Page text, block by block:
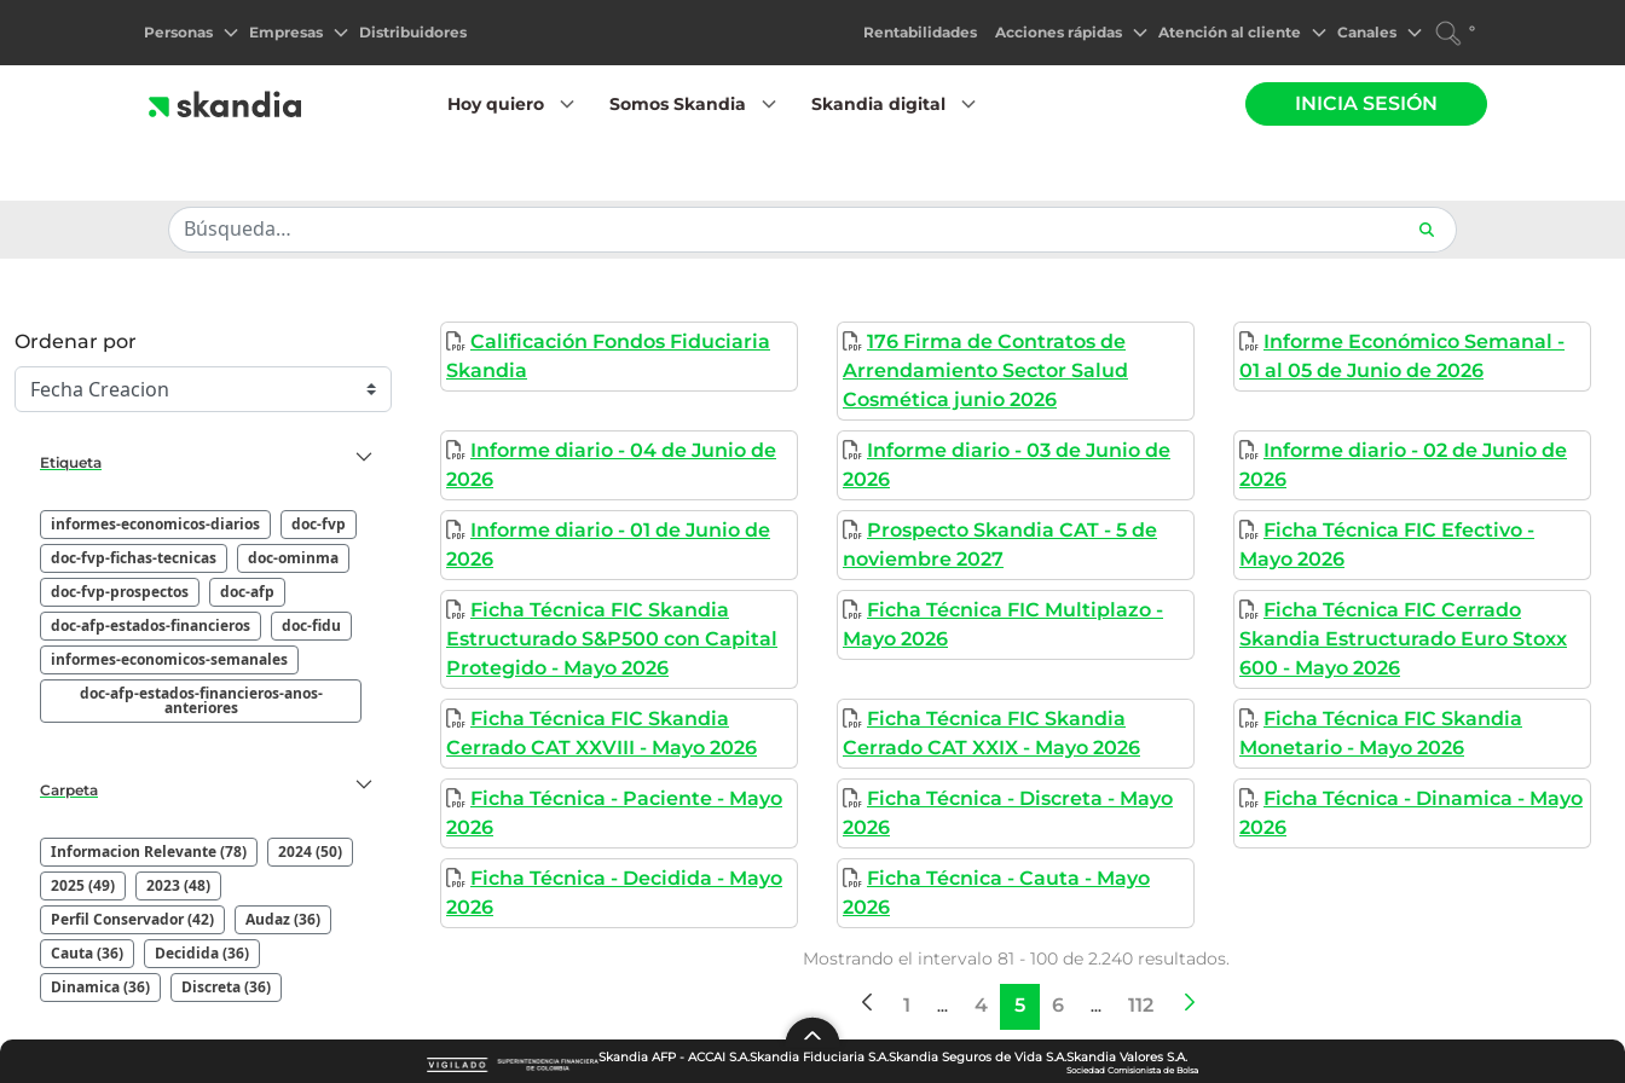
Personas Empresas Distribuidores Rentabilidades Acciones rápidas Atención al cliente Canales °
Hoy quiero Somos Skandia Skandia digital INICIA SESIÓN
Ordenar por
Etiqueta
informes-economicos-diarios
doc-fvp
doc-fvp-fichas-tecnicas
doc-ominma
doc-fvp-prospectos
doc-afp
doc-afp-estados-financieros
doc-fidu
informes-economicos-semanales
doc-afp-estados-financieros-anos-
anteriores
Carpeta
Informacion Relevante (78)
2024 (50)
2025 (49)
2023 (48)
Perfil Conservador (42)
Audaz (36)
Cauta (36)
Decidida (36)
Dinamica (36)
Discreta (36)
Calificación Fondos Fiduciaria
Skandia
176 Firma de Contratos de
Arrendamiento Sector Salud
Cosmética junio 2026
Informe Económico Semanal -
01 al 05 de Junio de 2026
Informe diario - 04 de Junio de
2026
Informe diario - 03 de Junio de
2026
Informe diario - 02 de Junio de
2026
Informe diario - 01 de Junio de
2026
Prospecto Skandia CAT - 5 de
noviembre 2027
Ficha Técnica FIC Efectivo -
Mayo 2026
Ficha Técnica FIC Skandia
Estructurado S&P500 con Capital
Protegido - Mayo 2026
Ficha Técnica FIC Multiplazo -
Mayo 2026
Ficha Técnica FIC Cerrado
Skandia Estructurado Euro Stoxx
600 - Mayo 2026
Ficha Técnica FIC Skandia
Cerrado CAT XXVIII - Mayo 2026
Ficha Técnica FIC Skandia
Cerrado CAT XXIX - Mayo 2026
Ficha Técnica FIC Skandia
Monetario - Mayo 2026
Ficha Técnica - Paciente - Mayo
2026
Ficha Técnica - Discreta - Mayo
2026
Ficha Técnica - Dinamica - Mayo
2026
Ficha Técnica - Decidida - Mayo
2026
Ficha Técnica - Cauta - Mayo
2026
Mostrando el intervalo 81 - 100 de 2.240 resultados.
Página
1 ...Páginas intermedias
Página
4 Página
5 Página
6 ...Páginas intermedias
Página
112
Skandia AFP - ACCAI S.A.Skandia Fiduciaria S.A.Skandia Seguros de Vida S.A.Skandia Valores S.A.
Sociedad Comisionista de Bolsa